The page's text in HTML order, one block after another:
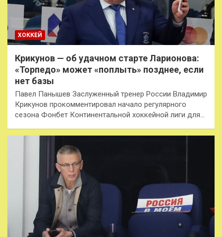
ХОККЕЙ
Крикунов — об удачном старте Ларионова:
«Торпедо» может «поплыть» позднее, если
нет базы
Павел Панышев Заслуженный тренер России Владимир
Крикунов прокомментировал начало регулярного
сезона Фонбет Континентальной хоккейной лиги для…